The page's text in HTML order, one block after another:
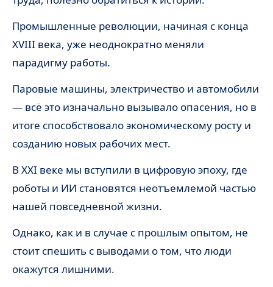
Промышленные революции, начиная с конца
XVIII века, уже неоднократно меняли
парадигму работы.
Паровые машины, электричество и автомобили
— всё это изначально вызывало опасения, но в
итоге способствовало экономическому росту и
созданию новых рабочих мест.
В XXI веке мы вступили в цифровую эпоху, где
роботы и ИИ становятся неотъемлемой частью
нашей повседневной жизни.
Однако, как и в случае с прошлым опытом, не
стоит спешить с выводами о том, что люди
окажутся лишними.